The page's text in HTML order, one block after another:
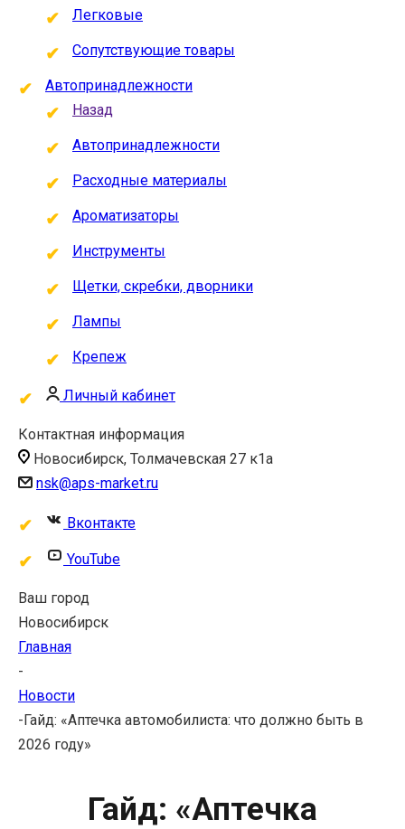
Легковые
Сопутствующие товары
Автопринадлежности
Назад
Автопринадлежности
Расходные материалы
Ароматизаторы
Инструменты
Щетки, скребки, дворники
Лампы
Крепеж
Личный кабинет
Контактная информация
Новосибирск, Толмачевская 27 к1а
nsk@aps-market.ru
Вконтакте
YouTube
Ваш город
Новосибирск
Главная
-
Новости
-Гайд: «Аптечка автомобилиста: что должно быть в
2026 году»
Гайд: «Аптечка